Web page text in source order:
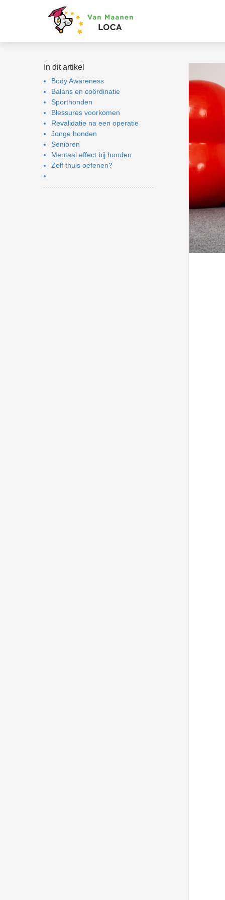
In dit artikel
Body Awareness
Balans en coördinatie
Sporthonden
Blessures voorkomen
Revalidatie na een operatie
Jonge honden
Senioren
Mentaal effect bij honden
Zelf thuis oefenen?
informatie te
over het
op de
gebruikt om
te volgen op
relevante
tonen